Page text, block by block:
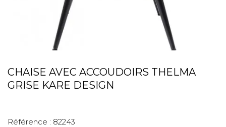
CHAISE AVEC ACCOUDOIRS THELMA
GRISE KARE DESIGN
Référence : 82243